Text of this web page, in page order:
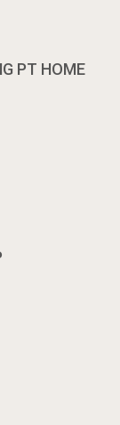
PT HOME